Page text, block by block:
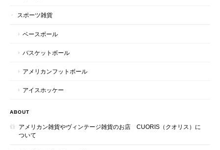
スポーツ雑貨
ベースボール
バスケットボール
アメリカンフットボール
アイスホッケー
ABOUT
アメリカン雑貨やヴィンテージ雑貨のお店 CUORIS（クオリス）に
ついて